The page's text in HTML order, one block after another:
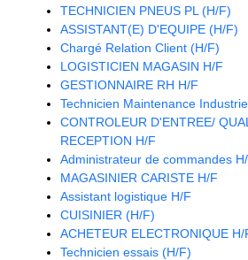
TECHNICIEN PNEUS PL (H/F)
ASSISTANT(E) D'EQUIPE (H/F)
Chargé Relation Client (H/F)
LOGISTICIEN MAGASIN H/F
GESTIONNAIRE RH H/F
Technicien Maintenance
CONTROLEUR D'ENTREE/
RECEPTION H/F
Administrateur de commandes
MAGASINIER CARISTE H/F
Assistant logistique H/F
CUISINIER (H/F)
ACHETEUR ELECTRONIQUE H/
Technicien essais (H/F)